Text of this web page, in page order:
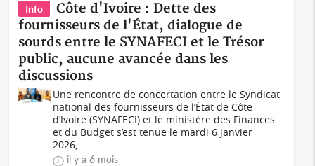
Info
Côte d'Ivoire : Dette des
fournisseurs de l'État, dialogue de
sourds entre le SYNAFECI et le Trésor
public, aucune avancée dans les
discussions
Une rencontre de concertation entre le Syndicat
national des fournisseurs de l’État de Côte
d’Ivoire (SYNAFECI) et le ministère des Finances
et du Budget s’est tenue le mardi 6 janvier
2026,...
il y a 6 mois